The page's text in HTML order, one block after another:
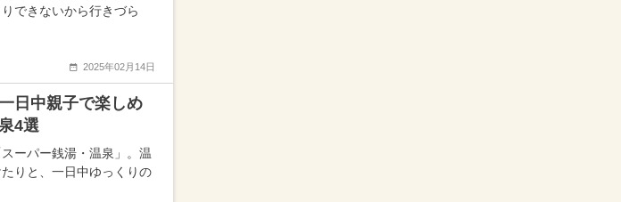
できないから行きづら
2025年02月14日
日中親子で楽しめ
4選
ーパー銭湯・温泉」。温
りと、一日中ゆっくりの